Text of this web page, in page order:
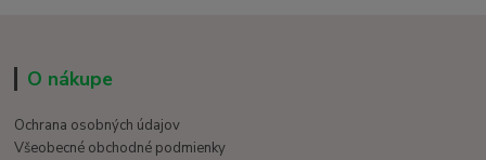
O nákupe
Ochrana osobných údajov
Všeobecné obchodné podmienky